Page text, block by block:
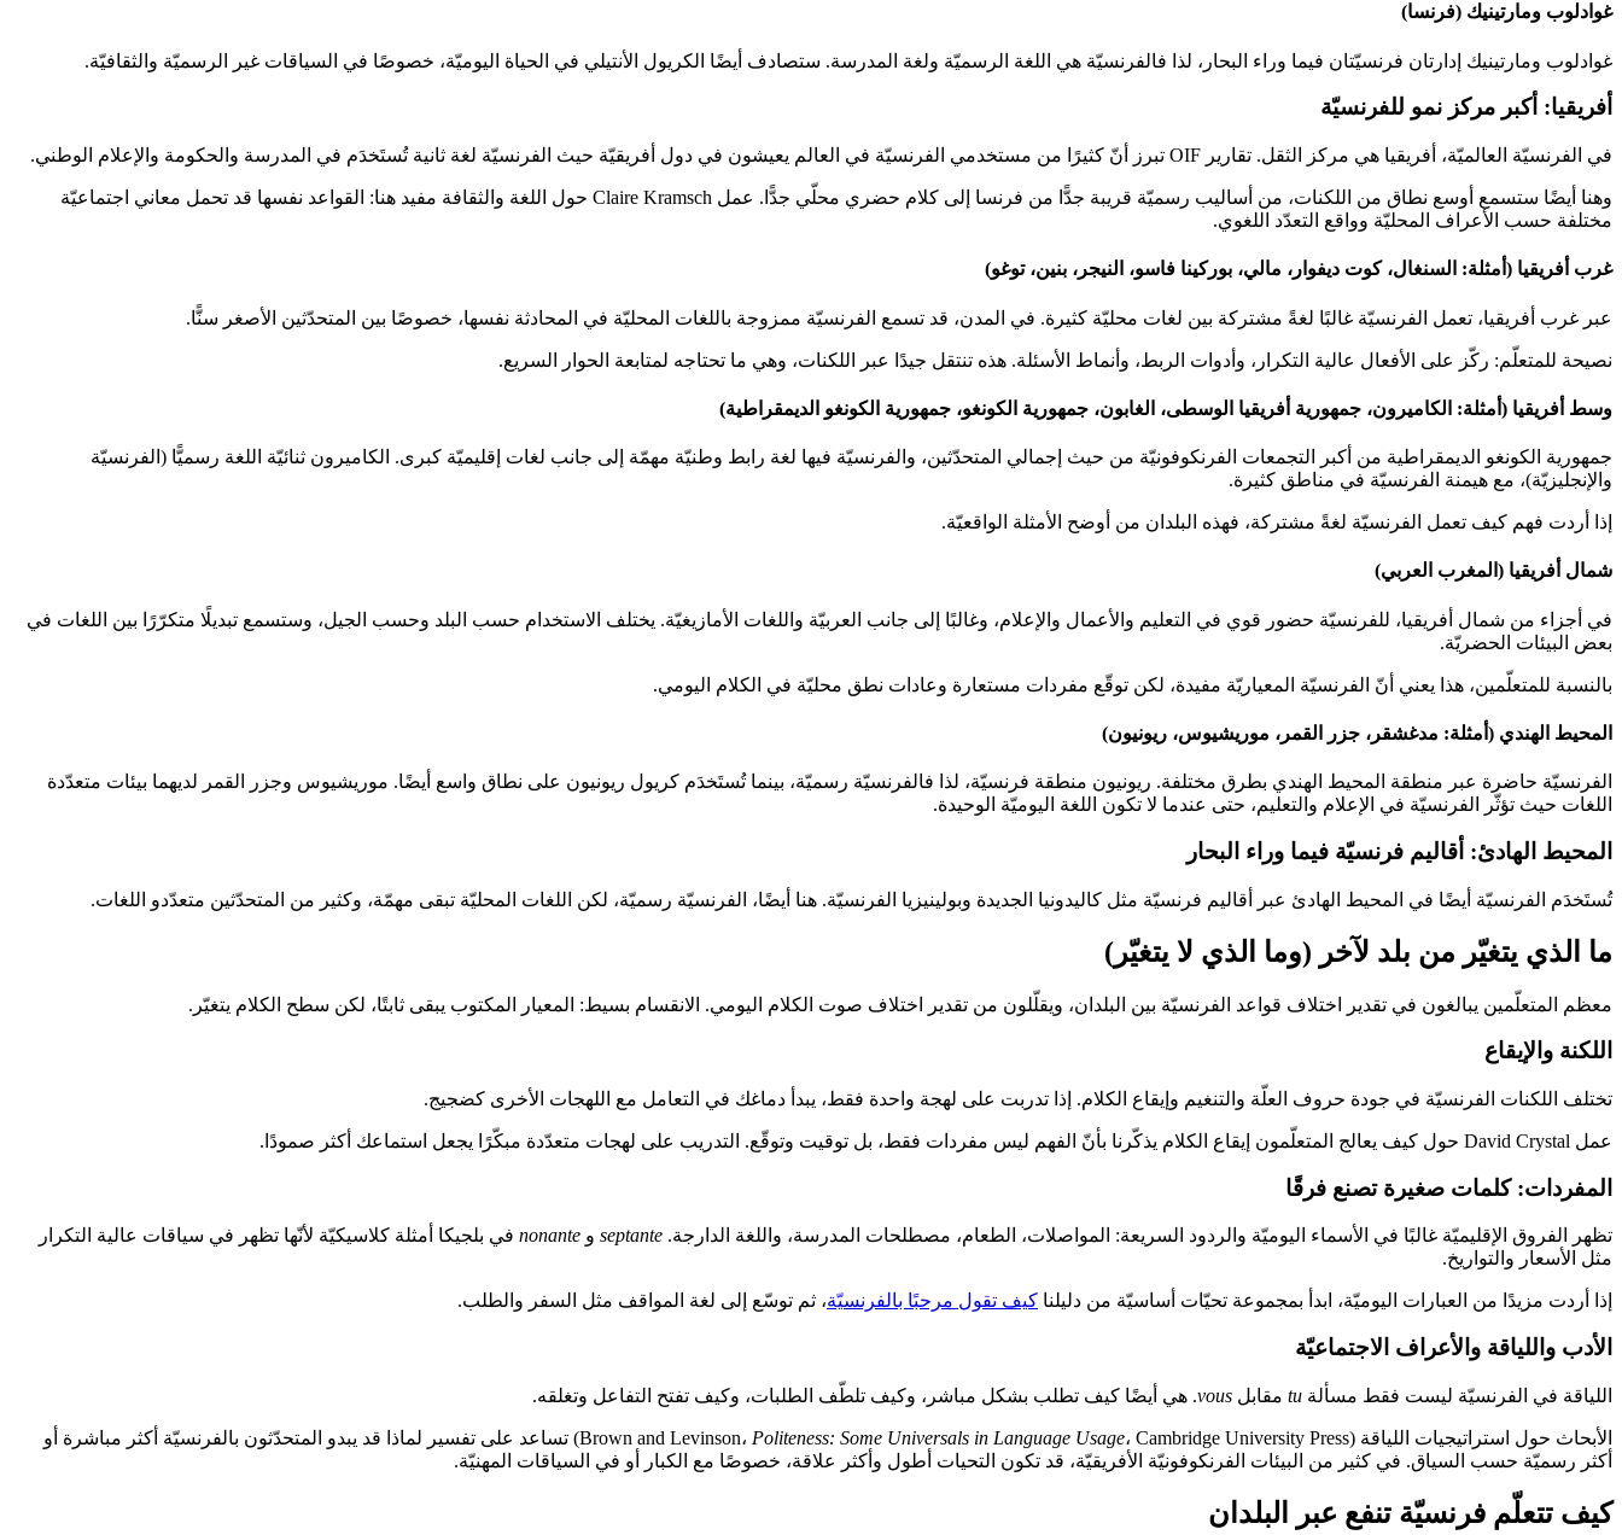
غوادلوب ومارتينيك (فرنسا)
غوادلوب ومارتينيك إدارتان فرنسيّتان فيما وراء البحار، لذا فالفرنسيّة هي اللغة الرسميّة ولغة المدرسة. ستصادف أيضًا الكريول الأنتيلي في الحياة اليوميّة، خصوصًا في السياقات غير الرسميّة والثقافيّة.
أفريقيا: أكبر مركز نمو للفرنسيّة
في الفرنسيّة العالميّة، أفريقيا هي مركز الثقل. تقارير OIF تبرز أنّ كثيرًا من مستخدمي الفرنسيّة في العالم يعيشون في دول أفريقيّة حيث الفرنسيّة لغة ثانية تُستَخدَم في المدرسة والحكومة والإعلام الوطني.
وهنا أيضًا ستسمع أوسع نطاق من اللكنات، من أساليب رسميّة قريبة جدًّا من فرنسا إلى كلام حضري محلّي جدًّا. عمل Claire Kramsch حول اللغة والثقافة مفيد هنا: القواعد نفسها قد تحمل معاني اجتماعيّة
مختلفة حسب الأعراف المحليّة وواقع التعدّد اللغوي.
غرب أفريقيا (أمثلة: السنغال، كوت ديفوار، مالي، بوركينا فاسو، النيجر، بنين، توغو)
عبر غرب أفريقيا، تعمل الفرنسيّة غالبًا لغةً مشتركة بين لغات محليّة كثيرة. في المدن، قد تسمع الفرنسيّة ممزوجة باللغات المحليّة في المحادثة نفسها، خصوصًا بين المتحدّثين الأصغر سنًّا.
نصيحة للمتعلّم: ركّز على الأفعال عالية التكرار، وأدوات الربط، وأنماط الأسئلة. هذه تنتقل جيدًا عبر اللكنات، وهي ما تحتاجه لمتابعة الحوار السريع.
وسط أفريقيا (أمثلة: الكاميرون، جمهورية أفريقيا الوسطى، الغابون، جمهورية الكونغو، جمهورية الكونغو الديمقراطية)
جمهورية الكونغو الديمقراطية من أكبر التجمعات الفرنكوفونيّة من حيث إجمالي المتحدّثين، والفرنسيّة فيها لغة رابط وطنيّة مهمّة إلى جانب لغات إقليميّة كبرى. الكاميرون ثنائيّة اللغة رسميًّا (الفرنسيّة
والإنجليزيّة)، مع هيمنة الفرنسيّة في مناطق كثيرة.
إذا أردت فهم كيف تعمل الفرنسيّة لغةً مشتركة، فهذه البلدان من أوضح الأمثلة الواقعيّة.
شمال أفريقيا (المغرب العربي)
في أجزاء من شمال أفريقيا، للفرنسيّة حضور قوي في التعليم والأعمال والإعلام، وغالبًا إلى جانب العربيّة واللغات الأمازيغيّة. يختلف الاستخدام حسب البلد وحسب الجيل، وستسمع تبديلًا متكرّرًا بين اللغات في
بعض البيئات الحضريّة.
بالنسبة للمتعلّمين، هذا يعني أنّ الفرنسيّة المعياريّة مفيدة، لكن توقّع مفردات مستعارة وعادات نطق محليّة في الكلام اليومي.
المحيط الهندي (أمثلة: مدغشقر، جزر القمر، موريشيوس، ريونيون)
الفرنسيّة حاضرة عبر منطقة المحيط الهندي بطرق مختلفة. ريونيون منطقة فرنسيّة، لذا فالفرنسيّة رسميّة، بينما تُستَخدَم كريول ريونيون على نطاق واسع أيضًا. موريشيوس وجزر القمر لديهما بيئات متعدّدة
اللغات حيث تؤثّر الفرنسيّة في الإعلام والتعليم، حتى عندما لا تكون اللغة اليوميّة الوحيدة.
المحيط الهادئ: أقاليم فرنسيّة فيما وراء البحار
تُستَخدَم الفرنسيّة أيضًا في المحيط الهادئ عبر أقاليم فرنسيّة مثل كاليدونيا الجديدة وبولينيزيا الفرنسيّة. هنا أيضًا، الفرنسيّة رسميّة، لكن اللغات المحليّة تبقى مهمّة، وكثير من المتحدّثين متعدّدو اللغات.
ما الذي يتغيّر من بلد لآخر (وما الذي لا يتغيّر)
معظم المتعلّمين يبالغون في تقدير اختلاف قواعد الفرنسيّة بين البلدان، ويقلّلون من تقدير اختلاف صوت الكلام اليومي. الانقسام بسيط: المعيار المكتوب يبقى ثابتًا، لكن سطح الكلام يتغيّر.
اللكنة والإيقاع
تختلف اللكنات الفرنسيّة في جودة حروف العلّة والتنغيم وإيقاع الكلام. إذا تدربت على لهجة واحدة فقط، يبدأ دماغك في التعامل مع اللهجات الأخرى كضجيج.
عمل David Crystal حول كيف يعالج المتعلّمون إيقاع الكلام يذكّرنا بأنّ الفهم ليس مفردات فقط، بل توقيت وتوقّع. التدريب على لهجات متعدّدة مبكّرًا يجعل استماعك أكثر صمودًا.
المفردات: كلمات صغيرة تصنع فرقًا
تظهر الفروق الإقليميّة غالبًا في الأسماء اليوميّة والردود السريعة: المواصلات، الطعام، مصطلحات المدرسة، واللغة الدارجة. septante و nonante في بلجيكا أمثلة كلاسيكيّة لأنّها تظهر في سياقات عالية التكرار
مثل الأسعار والتواريخ.
إذا أردت مزيدًا من العبارات اليوميّة، ابدأ بمجموعة تحيّات أساسيّة من دليلنا كيف تقول مرحبًا بالفرنسيّة، ثم توسّع إلى لغة المواقف مثل السفر والطلب.
الأدب واللياقة والأعراف الاجتماعيّة
اللياقة في الفرنسيّة ليست فقط مسألة tu مقابل vous. هي أيضًا كيف تطلب بشكل مباشر، وكيف تلطّف الطلبات، وكيف تفتح التفاعل وتغلقه.
الأبحاث حول استراتيجيات اللياقة (Brown and Levinson، Politeness: Some Universals in Language Usage
، Cambridge University Press) تساعد على تفسير لماذا قد يبدو المتحدّثون بالفرنسيّة أكثر مباشرة أو
أكثر رسميّة حسب السياق. في كثير من البيئات الفرنكوفونيّة الأفريقيّة، قد تكون التحيات أطول وأكثر علاقة، خصوصًا مع الكبار أو في السياقات المهنيّة.
كيف تتعلّم فرنسيّة تنفع عبر البلدان